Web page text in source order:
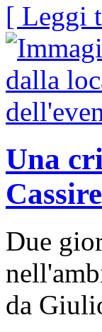
[ Leggi
Una
Due
da